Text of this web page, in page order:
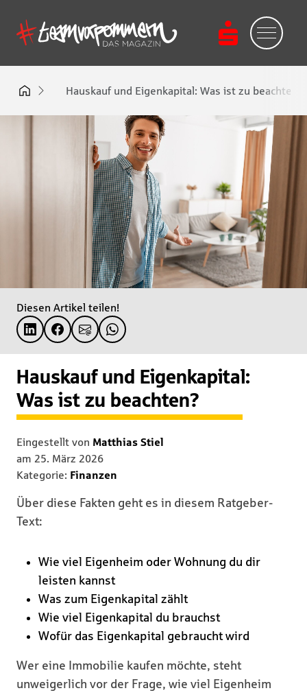
Hauskauf und Eigenkapital: Was ist zu beachten?
Diesen Artikel teilen!
Hauskauf und Eigenkapital:
Was ist zu beachten?
Eingestellt von Matthias Stiel
am 25. März 2026
Kategorie: Finanzen
Über diese Fakten geht es in diesem Ratgeber-
Text:
Wie viel Eigenheim oder Wohnung du dir
leisten kannst
Was zum Eigenkapital zählt
Wie viel Eigenkapital du brauchst
Wofür das Eigenkapital gebraucht wird
Wer eine Immobilie kaufen möchte, steht
unweigerlich vor der Frage, wie viel Eigenheim